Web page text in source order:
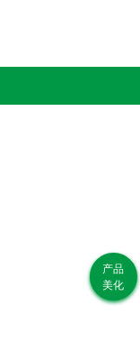
如
系
经
产品
美化